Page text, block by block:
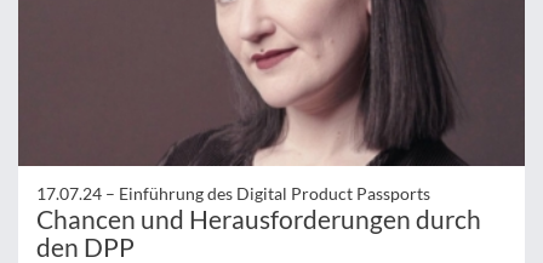
17.07.24 – Einführung des Digital Product Passports
Chancen und Herausforderungen durch
den DPP